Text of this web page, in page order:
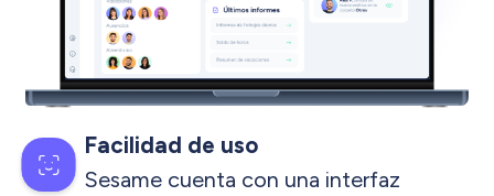
Facilidad de uso
Sesame cuenta con una interfaz